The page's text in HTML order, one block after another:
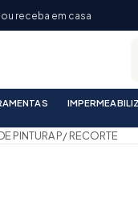
ou receba em casa
PINTURA P/ RECORTE